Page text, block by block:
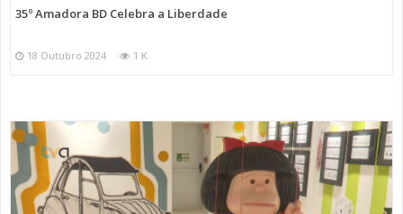
35º Amadora BD Celebra a Liberdade
18 Outubro 2024 1 K